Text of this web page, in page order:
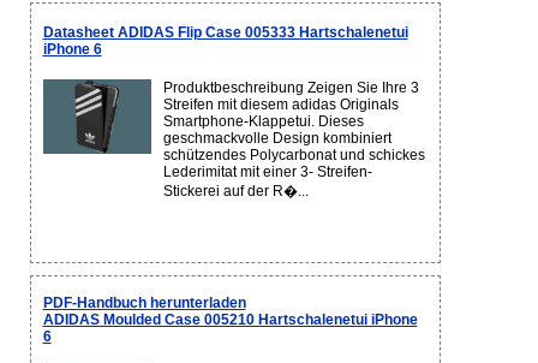
Datasheet ADIDAS Flip Case 005333 Hartschalenetui
iPhone 6
Produktbeschreibung Zeigen Sie Ihre 3
Streifen mit diesem adidas Originals
Smartphone-Klappetui. Dieses
geschmackvolle Design kombiniert
schützendes Polycarbonat und schickes
Lederimitat mit einer 3- Streifen-
Stickerei auf der R�...
PDF-Handbuch herunterladen
ADIDAS Moulded Case 005210 Hartschalenetui iPhone
6